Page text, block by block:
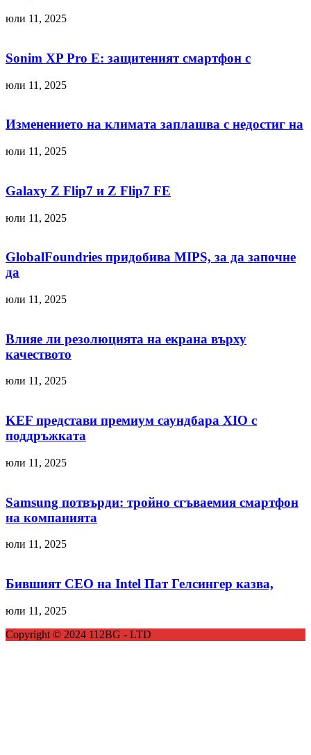
юли 11, 2025
Sonim XP Pro E: защитеният смартфон с
юли 11, 2025
Изменението на климата заплашва с недостиг на
юли 11, 2025
Galaxy Z Flip7 и Z Flip7 FE
юли 11, 2025
GlobalFoundries придобива MIPS, за да започне
да
юли 11, 2025
Влияе ли резолюцията на екрана върху
качеството
юли 11, 2025
KEF представи премиум саундбара XIO с
поддръжката
юли 11, 2025
Samsung потвърди: тройно сгъваемия смартфон
на компанията
юли 11, 2025
Бившият CEO на Intel Пат Гелсингер казва,
юли 11, 2025
Copyright © 2024 112BG - LTD